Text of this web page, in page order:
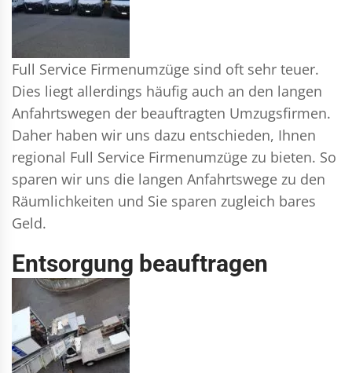
Full Service Firmenumzüge sind oft sehr teuer.
Dies liegt allerdings häufig auch an den langen
Anfahrtswegen der beauftragten Umzugsfirmen.
Daher haben wir uns dazu entschieden, Ihnen
regional Full Service Firmenumzüge zu bieten. So
sparen wir uns die langen Anfahrtswege zu den
Räumlichkeiten und Sie sparen zugleich bares
Geld.
Entsorgung beauftragen